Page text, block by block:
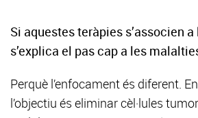
Si aquestes teràpies s’associen a
s’explica el pas cap a les
Perquè l’enfocament és diferent.
l’objectiu és eliminar cèl·lules